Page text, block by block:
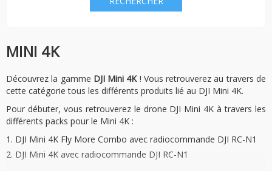
MINI 4K
Découvrez la gamme DJI Mini 4K! Vous retrouverez au travers de
cette catégorie tous les différents produits lié au DJI Mini 4K.
Pour débuter, vous retrouverez le drone DJI Mini 4K à travers les
différents packs pour le Mini 4K :
DJI Mini 4K Fly More Combo avec radiocommande DJI RC-N1
DJI Mini 4K avec radiocommande DJI RC-N1